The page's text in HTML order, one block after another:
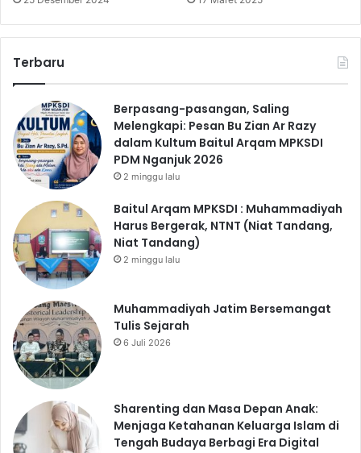
Terbaru
Berpasang-pasangan, Saling
Melengkapi: Pesan Bu Zian Ar Razy
dalam Kultum Baitul Arqam MPKSDI
PDM Nganjuk 2026
2 minggu lalu
Baitul Arqam MPKSDI : Muhammadiyah
Harus Bergerak, NTNT (Niat Tandang,
Niat Tandang)
2 minggu lalu
Muhammadiyah Jatim Bersemangat
Tulis Sejarah
6 Juli 2026
Sharenting dan Masa Depan Anak:
Menjaga Ketahanan Keluarga Islam di
Tengah Budaya Berbagi Era Digital